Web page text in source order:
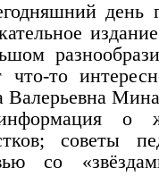
день
что-то
Валерьевна
о
советы
со